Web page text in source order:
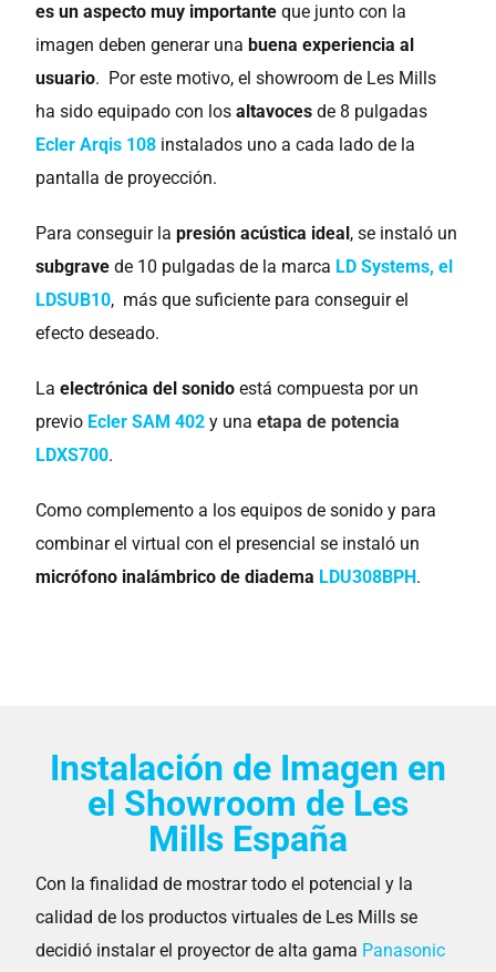
es un aspecto muy importante que junto con la
imagen deben generar unabuena experiencia al
usuario. Por este motivo, el showroom de Les Mills
ha sido equipado con losaltavoces de 8 pulgadas
Ecler Arqis 108 instalados uno a cada lado de la
pantalla de proyección.
Para conseguir lapresión acústica ideal, se instaló un
subgrave de 10 pulgadas de la marca LD Systems, el
LDSUB10, más que suficiente para conseguir el
efecto deseado.
Laelectrónica del sonido está compuesta por un
previo Ecler SAM 402 y unaetapa de potencia
LDXS700.
Como complemento a los equipos de sonido y para
combinar el virtual con el presencial se instaló un
micrófono inalámbrico de diadema LDU308BPH.
Instalación de Imagen en
el Showroom de Les
Mills España
Con la finalidad de mostrar todo el potencial y la
calidad de los productos virtuales de Les Mills se
decidió instalar el proyector de alta gama Panasonic